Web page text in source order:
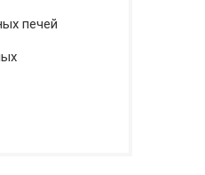
печей